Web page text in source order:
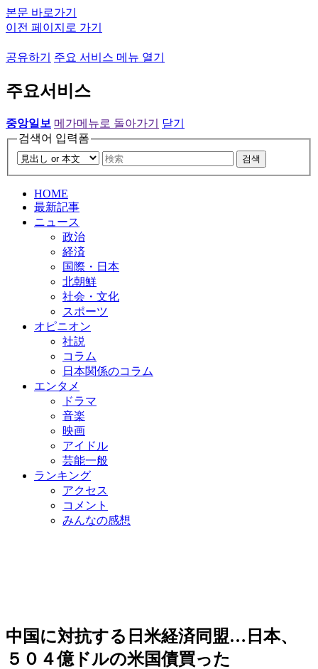
본문 바로가기
이전 페이지로 가기
공유하기 주요 서비스 메뉴 열기
주요서비스
중앙일보 메가메뉴로 돌아가기
닫기
검색어 입력폼
검색
HOME
最新記事
ニュース
政治
経済
国際・日本
北朝鮮
社会・文化
スポーツ
オピニオン
社説
コラム
日本関係のコラム
エンタメ
ドラマ
音楽
映画
アイドル
芸能一般
ランキング
アクセス
コメント
みんなの感想
中国に対抗する日米経済同盟…日本、
５０４億ドルの米国債買った